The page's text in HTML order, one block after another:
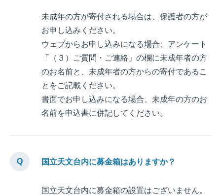
未成年の方が寄付される場合は、保護者の方が
お申し込みください。
ウェブからお申し込みになる場合、アンケート
「（３）ご質問・ご連絡」の欄に未成年者の方
のお名前と、未成年者の方からの寄付であるこ
とをご記載ください。
書面でお申し込みになる場合、未成年の方のお
名前を申込書に併記してください。
国立天文台内に募金箱はありますか？
国立天文台内に募金箱の設置はございません。